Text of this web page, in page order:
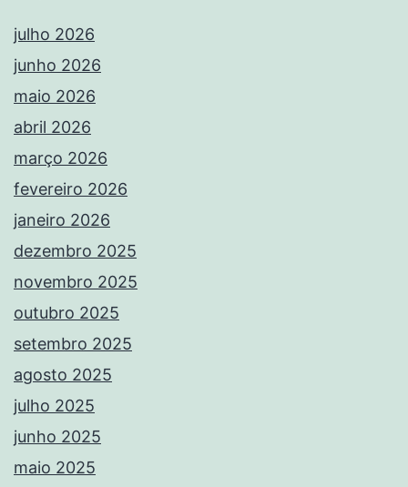
julho 2026
junho 2026
maio 2026
abril 2026
março 2026
fevereiro 2026
janeiro 2026
dezembro 2025
novembro 2025
outubro 2025
setembro 2025
agosto 2025
julho 2025
junho 2025
maio 2025